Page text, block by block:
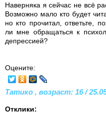
Наверняка я сейчас не всё
Возможно мало кто будет
но кто прочитал, ответьте,
ли мне обращаться к
депрессией?
Оцените:
Татико , возраст: 16 /
Отклики: